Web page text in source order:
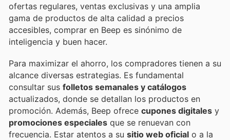
ofertas regulares, ventas exclusivas y una amplia
gama de productos de alta calidad a precios
accesibles, comprar en Beep es sinónimo de
inteligencia y buen hacer.
Para maximizar el ahorro, los compradores tienen a su
alcance diversas estrategias. Es fundamental
consultar sus folletos semanales y catálogos
actualizados, donde se detallan los productos en
promoción. Además, Beep ofrece cupones digitales y
promociones especiales que se renuevan con
frecuencia. Estar atentos a su sitio web oficial o a la